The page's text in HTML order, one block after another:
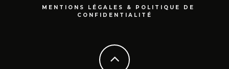
MENTIONS LÉGALES & POLITIQUE DE
CONFIDENTIALITÉ